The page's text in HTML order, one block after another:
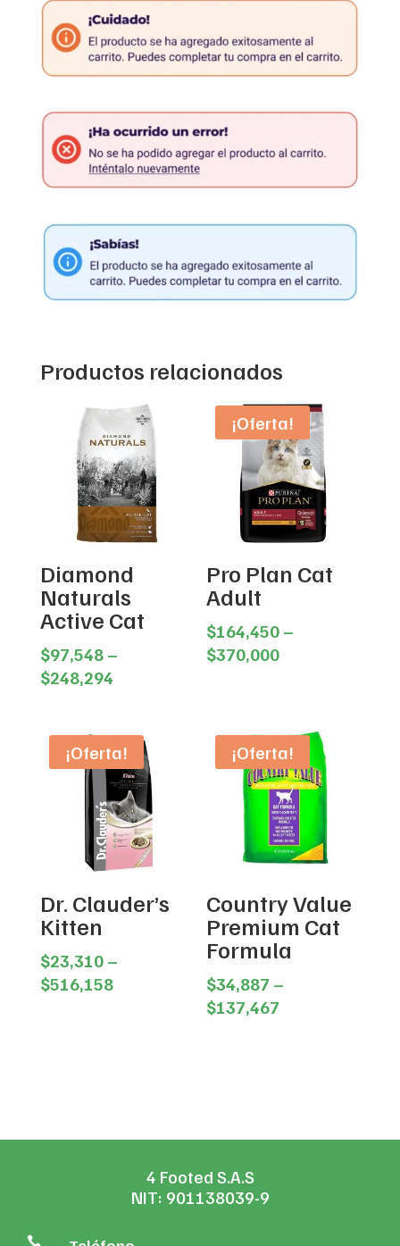
Productos relacionados
Diamond
Naturals
Active Cat
$97,548 –
$248,294Price
through
$248,294
¡Oferta!
Pro Plan Cat
Adult
$164,450 –
$370,000Price
$370,000
¡Oferta!
Dr. Clauder’s
Kitten
$23,310 –
$516,158Price
¡Oferta!
Country Value
Premium Cat
Formula
$34,887 –
$137,467
4 Footed S.A.S
NIT: 901138039-9
